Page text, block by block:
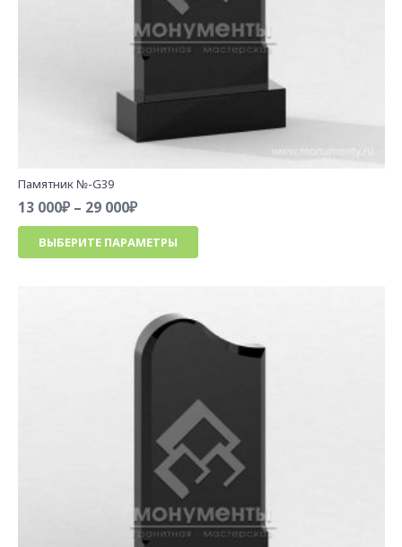
Памятник №-G39
13 000₽ – 29 000₽Диапазон
цен:
13
000₽
000₽
ВЫБЕРИТЕ ПАРАМЕТРЫ
Опции
можно
странице
товара.